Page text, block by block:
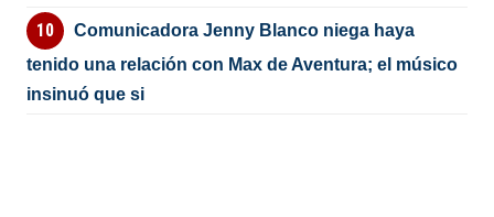
Comunicadora Jenny Blanco niega haya
tenido una relación con Max de Aventura; el músico
insinuó que si